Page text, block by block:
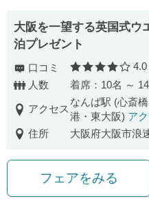
大阪を一望する英国式ウ
泊プレゼント
口コミ 口
4.0
人数
着席：10名 ～
アクセス
なんば駅 (心斎
港・東大阪) ア
住所
大阪府大阪市浪
フェアをみる